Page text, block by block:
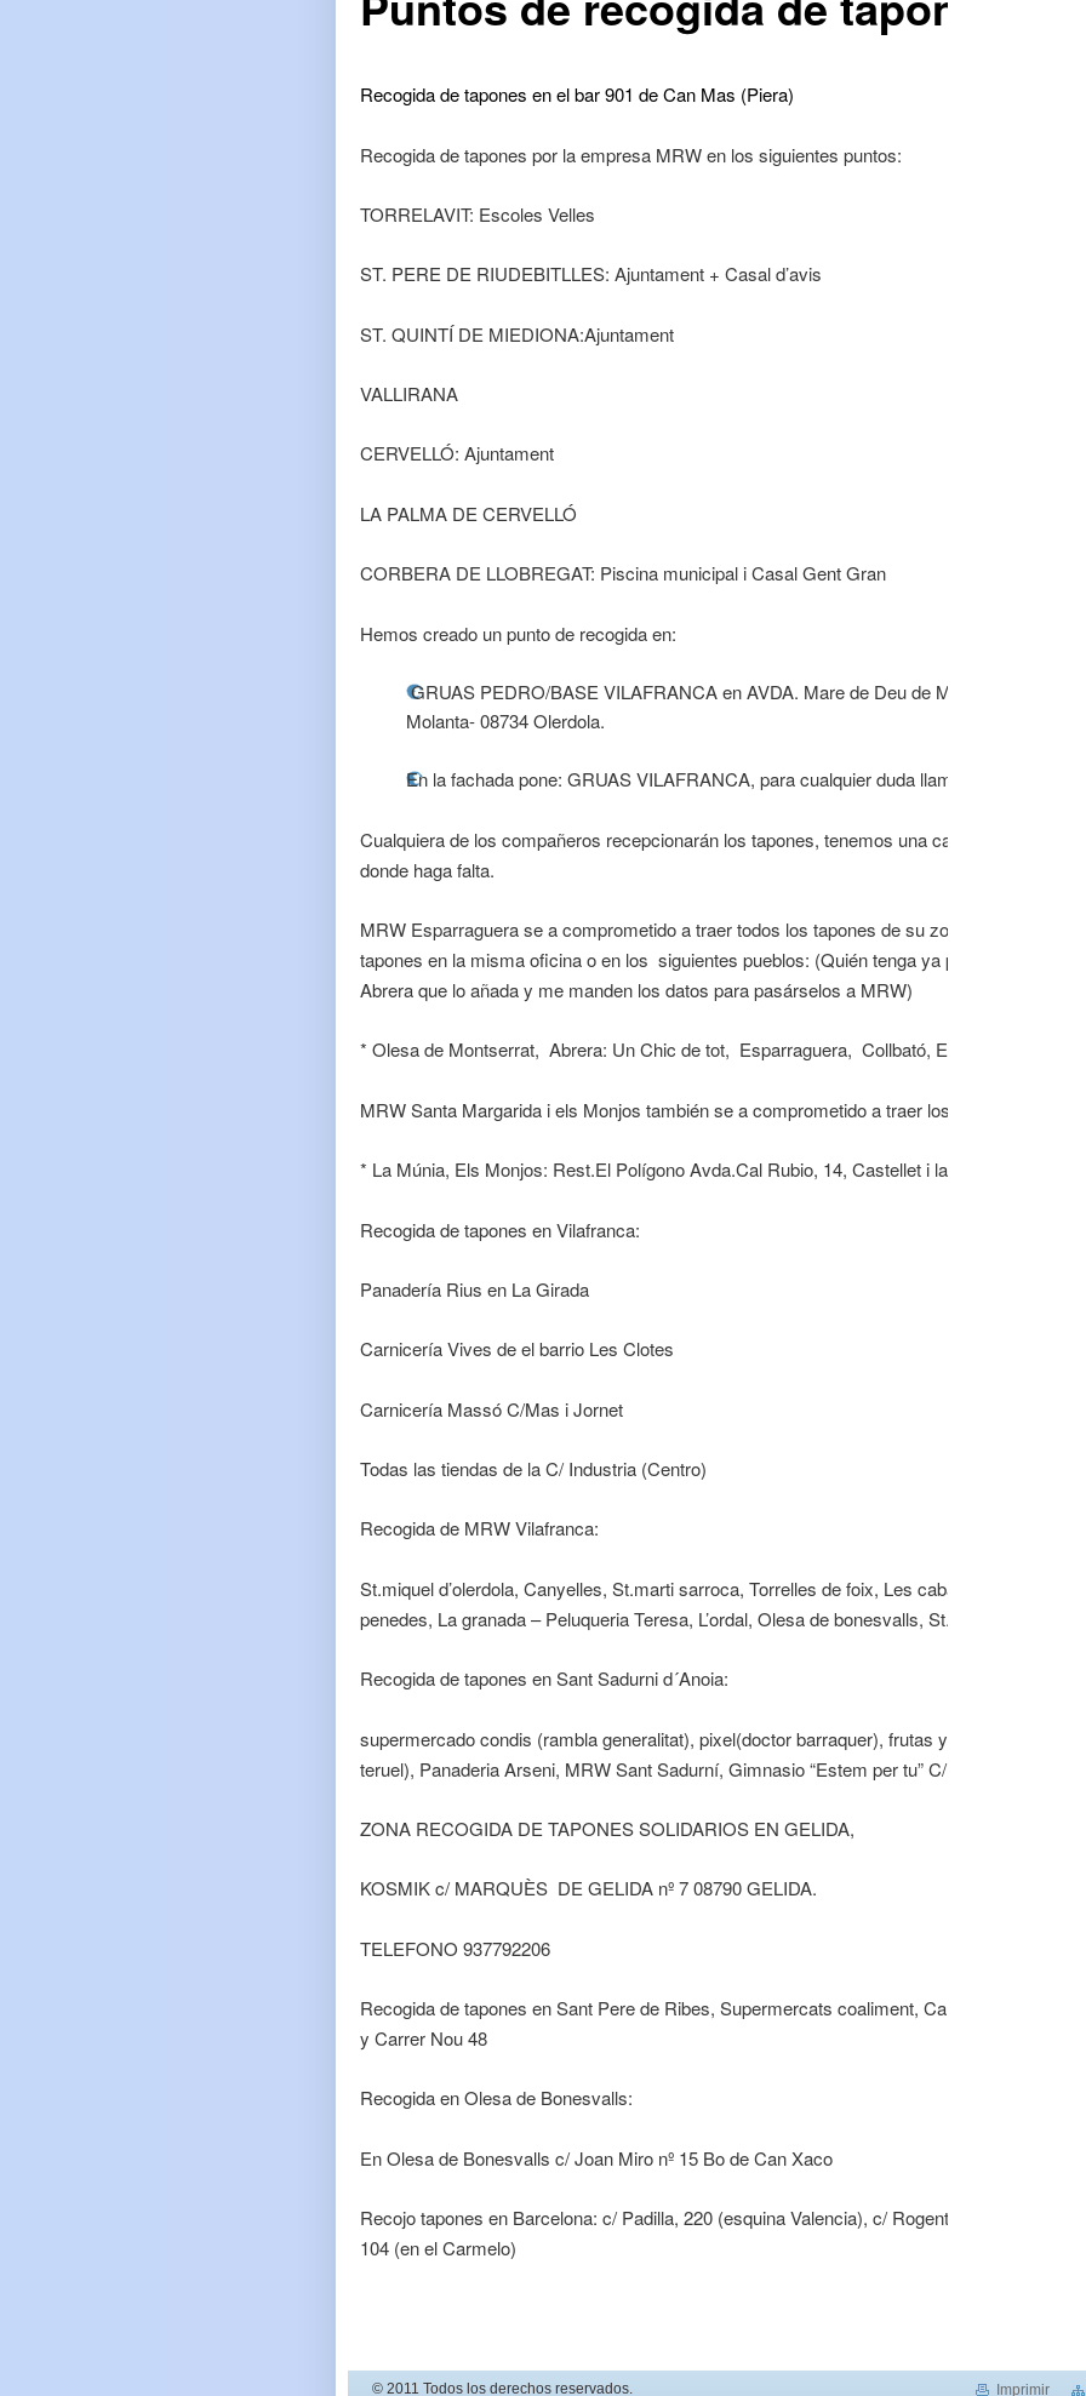
Recogida de tapones en el bar 901 de Can Mas (Piera)
Recogida de tapones por la empresa MRW en los siguientes puntos:
TORRELAVIT: Escoles Velles
ST. PERE DE RIUDEBITLLES: Ajuntament + Casal d’avis
ST. QUINTÍ DE MIEDIONA:Ajuntament
VALLIRANA
CERVELLÓ: Ajuntament
LA PALMA DE CERVELLÓ
CORBERA DE LLOBREGAT: Piscina municipal i Casal Gent Gran
Hemos creado un punto de recogida en:
GRUAS PEDRO/BASE VILAFRANCA en AVDA. Mare de Deu de Montserrat nº 60,
Molanta- 08734 Olerdola.
En la fachada pone: GRUAS VILAFRANCA, para cualquier duda llamar al: 659 94 40
Cualquiera de los compañeros recepcionarán los tapones, tenemos una caja grande
donde haga falta.
MRW Esparraguera se a comprometido a traer todos los tapones de su zona a Sant
tapones en la misma oficina o en los siguientes pueblos: (Quién tenga ya punto de recogida
Abrera que lo añada y me manden los datos para pasárselos a MRW)
* Olesa de Montserrat, Abrera: Un Chic de tot, Esparraguera, Collbató, El Bruc,
MRW Santa Margarida i els Monjos también se a comprometido a traer los tapones de su
* La Múnia, Els Monjos: Rest.El Polígono Avda.Cal Rubio, 14, Castellet i la Gornal,
Recogida de tapones en Vilafranca:
Panadería Rius en La Girada
Carnicería Vives de el barrio Les Clotes
Carnicería Massó C/Mas i Jornet
Todas las tiendas de la C/ Industria (Centro)
Recogida de MRW Vilafranca:
St.miquel d’olerdola, Canyelles, St.marti sarroca, Torrelles de foix, Les cabanyes, Guardiola
penedes, La granada – Peluqueria Teresa, L’ordal, Olesa de bonesvalls, St.pau d’ordal, Moja
Recogida de tapones en Sant Sadurni d´Anoia:
supermercado condis (rambla generalitat), pixel(doctor barraquer), frutas y verduras
teruel), Panaderia Arseni, MRW Sant Sadurní, Gimnasio “Estem per tu” C/Mallorca
ZONA RECOGIDA DE TAPONES SOLIDARIOS EN GELIDA,
KOSMIK c/ MARQUÈS DE GELIDA nº 7 08790 GELIDA.
TELEFONO 937792206
Recogida de tapones en Sant Pere de Ribes, Supermercats coaliment, Carretera dels Cars
y Carrer Nou 48
Recogida en Olesa de Bonesvalls:
En Olesa de Bonesvalls c/ Joan Miro nº 15 Bo de Can Xaco
Recojo tapones en Barcelona: c/ Padilla, 220 (esquina Valencia), c/ Rogent, 85 (en agosto
104 (en el Carmelo)
© 2011 Todos los derechos reservados. Imprimir